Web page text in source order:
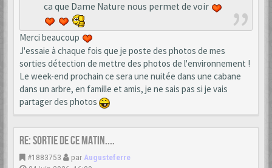
ca que Dame Nature nous permet de voir
Merci beaucoup
J'essaie à chaque fois que je poste des photos de mes
sorties détection de mettre des photos de l'environnement !
Le week-end prochain ce sera une nuitée dans une cabane
dans un arbre, en famille et amis, je ne sais pas si je vais
partager des photos
Re: Sortie de ce matin....
#1883753 par Augusteferre